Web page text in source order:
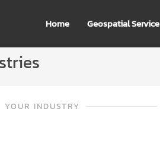
Home Geospatial Service
YOUR INDUSTRY